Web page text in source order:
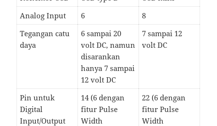
Analog Input
6
8
Tegangan catu
daya
6 sampai 20
volt DC, namun
disarankan
hanya 7 sampai
12 volt DC
7 sampai 12
volt DC
Pin untuk
Digital
Input/Output
14 (6 dengan
fitur Pulse
Width
22 (6 dengan
fitur Pulse
Width